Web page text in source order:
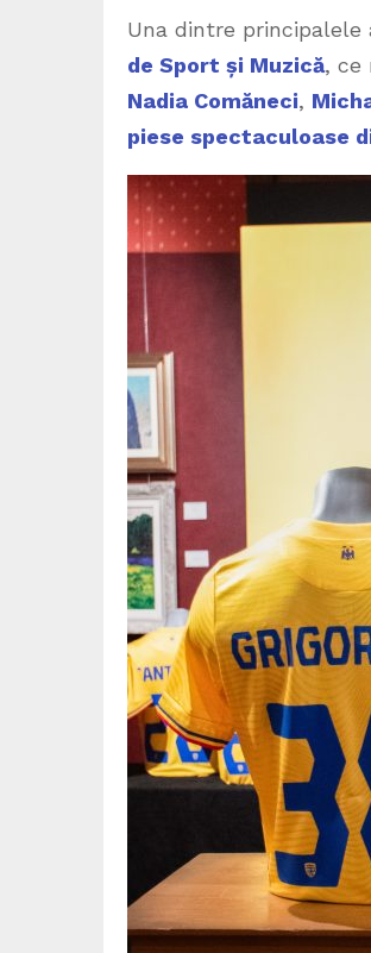
Una dintre
de Sport și Muzică, ce
Nadia Comăneci,
piese spectaculoase